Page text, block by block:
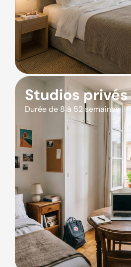
Studios privés
Durée de 8 à 52 semaines